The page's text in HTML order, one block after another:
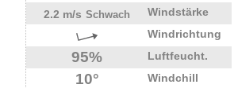
2.2 m/s Schwach
Windstärke
Windrichtung
95% Luftfeucht.
10° Windchill